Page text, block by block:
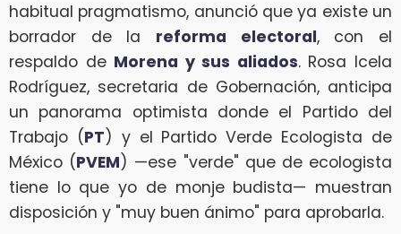
habitual pragmatismo, anunció que ya existe un
borrador de la reforma electoral, con el
respaldo de Morena y sus aliados. Rosa Icela
Rodríguez, secretaria de Gobernación, anticipa
un panorama optimista donde el Partido del
Trabajo (PT) y el Partido Verde Ecologista de
México (PVEM) —ese "verde" que de ecologista
tiene lo que yo de monje budista— muestran
disposición y "muy buen ánimo" para aprobarla.